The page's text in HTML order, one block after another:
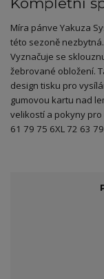
Míra pánve Yakuza
této sezoně
Vyznačuje se
žebrované obložení.
design tisku pro
gumovou kartu nad
velikostí a pokyny pro
61 79 75 6XL 72 63